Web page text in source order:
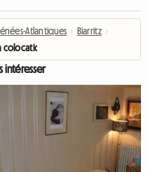
Atlantiques › Biarritz ›
colocation
intéresser